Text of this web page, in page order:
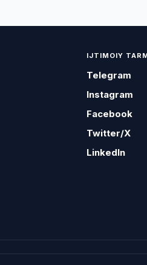
IJTIMOIY
Telegram
Instagram
Facebook
Twitter/X
LinkedIn